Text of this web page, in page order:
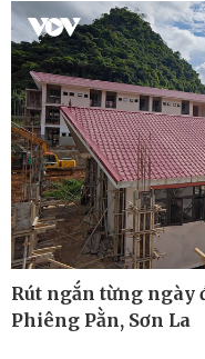
Kinh tế
Bất động sản
Khởi nghiệp
Rút ngắn từng ngày
Phiêng Pằn, Sơn La